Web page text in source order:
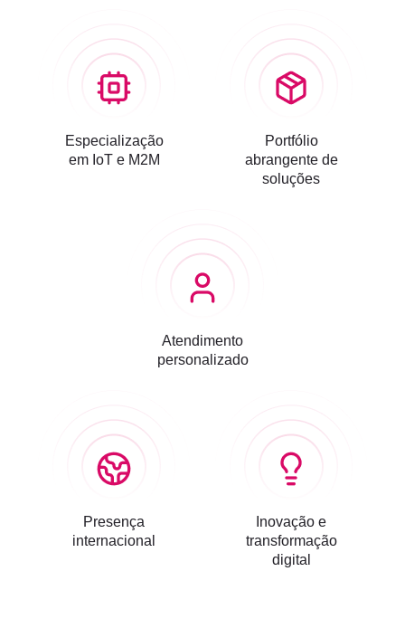
Especialização
em IoT e M2M
Portfólio
abrangente de
soluções
Atendimento
personalizado
Presença
internacional
Inovação e
transformação
digital